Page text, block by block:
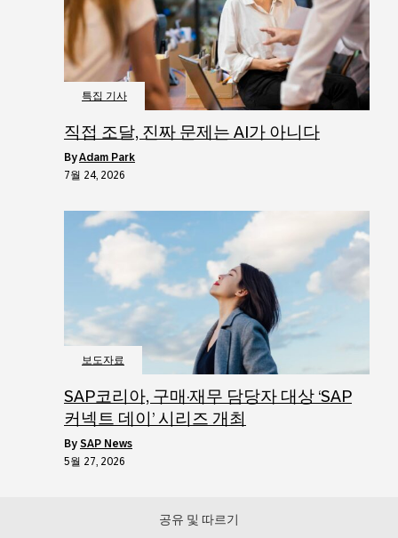
특집 기사
직접 조달, 진짜 문제는 AI가 아니다
byAdam Park
7월 24, 2026
보도자료
SAP코리아, 구매·재무 담당자 대상 ‘SAP
커넥트 데이’ 시리즈 개최
by SAP News
5월 27, 2026
공유 및 따르기